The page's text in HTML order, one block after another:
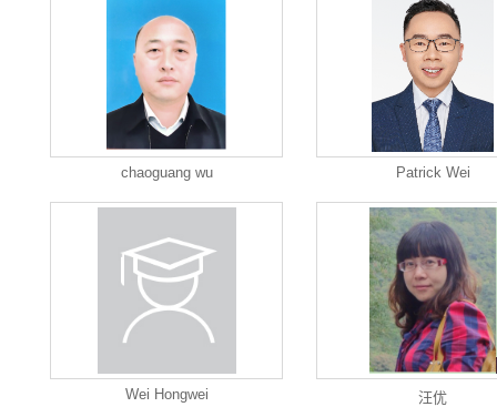
chaoguang wu Patrick Wei
Wei Hongwei 汪优